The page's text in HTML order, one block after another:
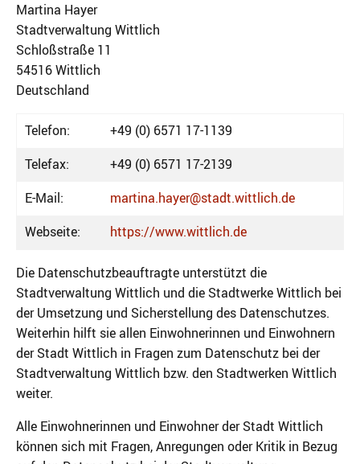
Martina Hayer
Stadtverwaltung Wittlich
Schloßstraße 11
54516 Wittlich
Deutschland
Telefon:
+49 (0) 6571 17-1139
Telefax:
+49 (0) 6571 17-2139
E-Mail:
martina.hayer@stadt.wittlich.de
Webseite:
https://www.wittlich.de
Die Datenschutzbeauftragte unterstützt die
Stadtverwaltung Wittlich und die Stadtwerke Wittlich bei
der Umsetzung und Sicherstellung des Datenschutzes.
Weiterhin hilft sie allen Einwohnerinnen und Einwohnern
der Stadt Wittlich in Fragen zum Datenschutz bei der
Stadtverwaltung Wittlich bzw. den Stadtwerken Wittlich
weiter.
Alle Einwohnerinnen und Einwohner der Stadt Wittlich
können sich mit Fragen, Anregungen oder Kritik in Bezug